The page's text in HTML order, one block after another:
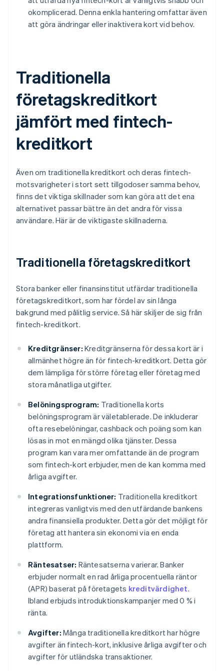
okomplicerad. Denna enkla hantering omfattar även
att göra ändringar eller inaktivera kort vid behov.
Traditionella
företagskreditkort
jämfört med fintech-
kreditkort
Även om traditionella kreditkort och deras fintech-
motsvarigheter i stort sett tillgodoser samma behov,
finns det viktiga skillnader som kan göra att det ena
alternativet passar bättre än det andra för vissa
användare. Här är de viktigaste skillnaderna.
Traditionella företagskreditkort
Stora banker eller finansinstitut utfärdar traditionella
företagskreditkort, som har fördel av sin långa
bakgrund med pålitlig service. Så här skiljer de sig från
fintech-kreditkort.
Kreditgränser: Kreditgränserna för dessa kort är i
allmänhet högre än för fintech-kreditkort. Detta gör
dem lämpliga för större företag eller företag med
stora månatliga utgifter.
Belöningsprogram: Traditionella korts
belöningsprogram är väletablerade. De inkluderar
ofta resebelöningar, cashback och poäng som kan
lösas in mot en mängd olika tjänster. Dessa
program kan vara mer omfattande än de program
som fintech-kort erbjuder, men de kan komma med
årliga avgifter.
Integrationsfunktioner: Traditionella kreditkort
integreras vanligtvis med den utfärdande bankens
andra finansiella produkter. Detta gör det möjligt för
företag att hantera sin ekonomi via en enda
plattform.
Räntesatser: Räntesatserna varierar. Banker
erbjuder normalt en rad årliga procentuella räntor
(APR) baserat på företagets kreditvärdighet.
Ibland erbjuds introduktionskampanjer med 0 % i
ränta.
Avgifter: Många traditionella kreditkort har högre
avgifter än fintech-kort, inklusive årliga avgifter och
avgifter för utländska transaktioner.